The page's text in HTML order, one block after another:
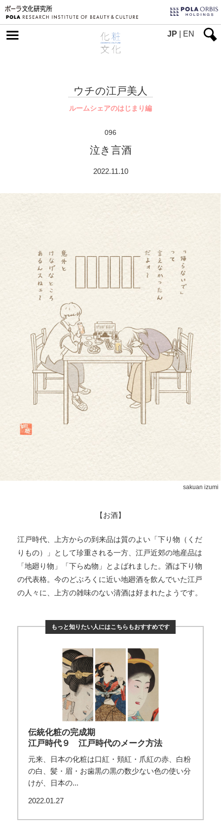
JP EN
ウチの江戸美人
ルームシェアのはじまり編
096
泣き言酒
2022.11.10
sakuan izumi
【お酒】
江戸時代、上方からの到来品は質のよい「下り物（くだ
りもの）」として珍重される一方、江戸近郊の地産品は
「地廻り物」「下らぬ物」とよばれました。酒は下り物
の代表格。今のどぶろくに近い地廻酒を飲んでいた江戸
の人々に、上方の雑味のない清酒は好まれたようです。
もっと知りたい人にはこちらもおすすめです
伝統化粧の完成期
江戸時代９ 江戸時代のメーク方法
元来、日本の化粧は口紅・頬紅・爪紅の赤、白粉
の白、髪・眉・お歯黒の黒の数少ない色の使い分
けが、日本の...
2022.01.27